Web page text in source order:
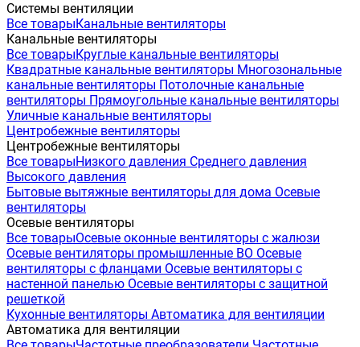
Системы вентиляции
Все товарыКанальные вентиляторы
Канальные вентиляторы
Все товарыКруглые канальные вентиляторы
Квадратные канальные вентиляторы Многозональные
канальные вентиляторы Потолочные канальные
вентиляторы Прямоугольные канальные вентиляторы
Уличные канальные вентиляторы
Центробежные вентиляторы
Центробежные вентиляторы
Все товарыНизкого давления Среднего давления
Высокого давления
Бытовые вытяжные вентиляторы для дома Осевые
вентиляторы
Осевые вентиляторы
Все товарыОсевые оконные вентиляторы с жалюзи
Осевые вентиляторы промышленные ВО Осевые
вентиляторы с фланцами Осевые вентиляторы с
настенной панелью Осевые вентиляторы с защитной
решеткой
Кухонные вентиляторы Автоматика для вентиляции
Автоматика для вентиляции